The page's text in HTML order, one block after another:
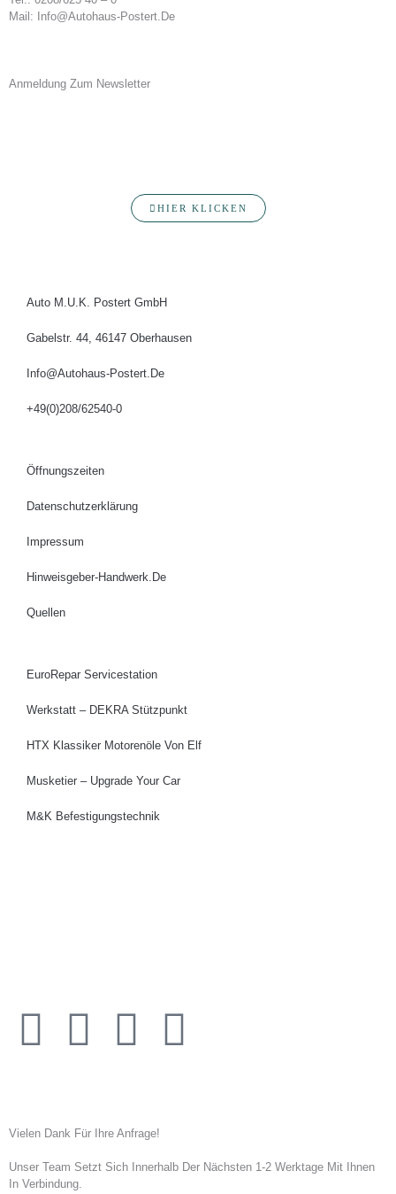
Mail: Info@autohaus-Postert.de
Anmeldung Zum Newsletter
HIER KLICKEN
Auto M.u.K. Postert GmbH
Gabelstr. 44, 46147 Oberhausen
Info@autohaus-Postert.de
+49(0)208/62540-0
Öffnungszeiten
Datenschutzerklärung
Impressum
Hinweisgeber-Handwerk.de
Quellen
EuroRepar Servicestation
Werkstatt – DEKRA Stützpunkt
HTX Klassiker Motorenöle Von Elf
Musketier – Upgrade Your Car
M&K Befestigungstechnik
F
C
E
I
S
T
Y
U
T
L
K
Vielen Dank Für Ihre Anfrage!
Unser Team Setzt Sich Innerhalb Der Nächsten 1-2 Werktage Mit Ihnen
In Verbindung.